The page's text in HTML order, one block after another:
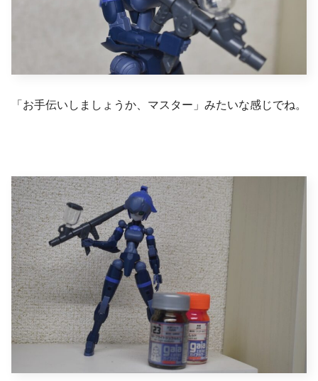
「お手伝いしましょうか、マスター」みたいな感じでね。